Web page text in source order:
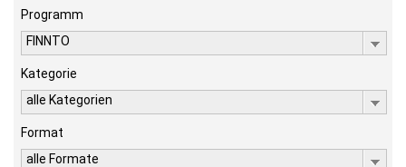
Programm
FINNTO
Kategorie
alle Kategorien
Format
alle Formate